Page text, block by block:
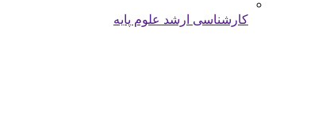
کارشناسی ارشد علوم پایه